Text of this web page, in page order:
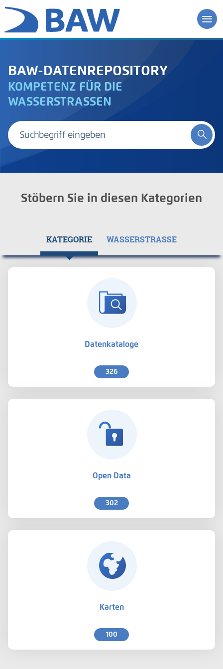
BAW-DATENREPOSITORY
KOMPETENZ FÜR DIE
WASSERSTRASSEN
Stöbern Sie in diesen Kategorien
KATEGORIE WASSERSTRASSE
Datenkataloge
326
Open Data
302
Karten
100